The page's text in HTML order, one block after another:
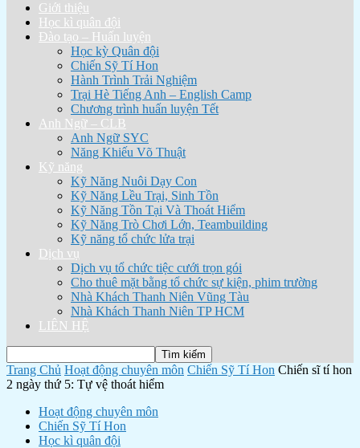
Giới thiệu
Học kì quân đội
Đào tạo – Huấn luyện
Học kỳ Quân đội
Chiến Sỹ Tí Hon
Hành Trình Trải Nghiệm
Trại Hè Tiếng Anh – English Camp
Chương trình huấn luyện Tết
Anh Ngữ – CLB
Anh Ngữ SYC
Năng Khiếu Võ Thuật
Kỹ năng
Kỹ Năng Nuôi Dạy Con
Kỹ Năng Lều Trại, Sinh Tồn
Kỹ Năng Tồn Tại Và Thoát Hiểm
Kỹ Năng Trò Chơi Lớn, Teambuilding
Kỹ năng tổ chức lửa trại
Dịch vụ
Dịch vụ tổ chức tiệc cưới trọn gói
Cho thuê mặt bằng tổ chức sự kiện, phim trường
Nhà Khách Thanh Niên Vũng Tàu
Nhà Khách Thanh Niên TP HCM
LIÊN HỆ
Trang Chủ Hoạt động chuyên môn Chiến Sỹ Tí Hon Chiến sĩ tí hon
2 ngày thứ 5: Tự vệ thoát hiểm
Hoạt động chuyên môn
Chiến Sỹ Tí Hon
Học kì quân đội